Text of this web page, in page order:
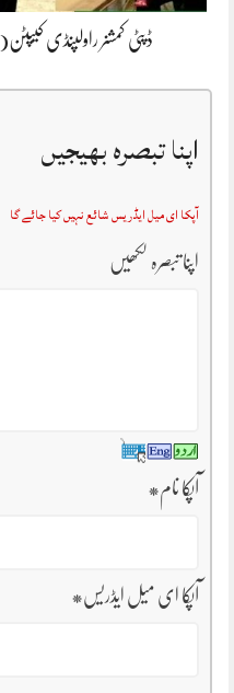
ڈپٹی کمشنر راولپنڈی
اپنا تبصرہ بھیجیں
آپکا ای میل ایڈریس شائع نہیں کیا جائے گا
اپنا تبصرہ لکھیں
آپکا نام*
آپکا ای میل ایڈریس*